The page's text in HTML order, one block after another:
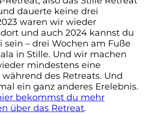
dauerte keine drei
waren wir wieder
und auch 2024 kannst du
sein – drei Wochen am Fuße
in Stille. Und wir machen
mindestens eine
des Retreats. Und
ein ganz anderes Erelebnis.
bekommst du mehr
über das Retreat.